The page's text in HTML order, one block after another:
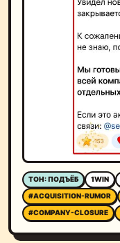
ТОН: ПОДЪЁБ 1WIN
#ACQUISITION-RUMOR
#COMPANY-CLOSURE